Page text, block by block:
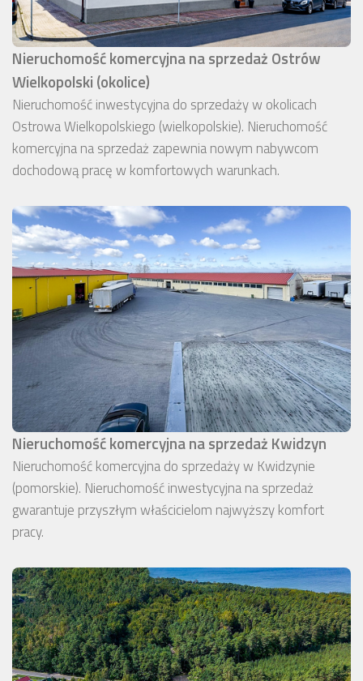
Nieruchomość komercyjna na sprzedaż Ostrów
Wielkopolski (okolice)
Nieruchomość inwestycyjna do sprzedaży w okolicach
Ostrowa Wielkopolskiego (wielkopolskie). Nieruchomość
komercyjna na sprzedaż zapewnia nowym nabywcom
dochodową pracę w komfortowych warunkach.
Nieruchomość komercyjna na sprzedaż Kwidzyn
Nieruchomość komercyjna do sprzedaży w Kwidzynie
(pomorskie). Nieruchomość inwestycyjna na sprzedaż
gwarantuje przyszłym właścicielom najwyższy komfort
pracy.